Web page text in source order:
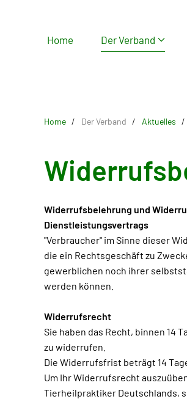
Home Der Verband
Home Der Verband Aktuelles
Widerrufsbelehrung und
Dienstleistungsvertrags
"Verbraucher" im Sinne dieser
die ein Rechtsgeschäft zu
gewerblichen noch ihrer
werden können.
Widerrufsrecht
Sie haben das Recht, binnen 14
zu widerrufen.
Die Widerrufsfrist beträgt 14
Um Ihr Widerrufsrecht
Tierheilpraktiker Deutschlands,